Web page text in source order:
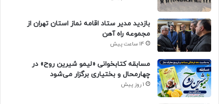
بازدید مدیر ستاد اقامه نماز استان تهران از
مجموعه راه آهن
14 ساعت پیش
مسابقه کتابخوانی «لیمو شیرین روح» در
چهارمحال و بختیاری برگزار می‌شود
1 روز پیش